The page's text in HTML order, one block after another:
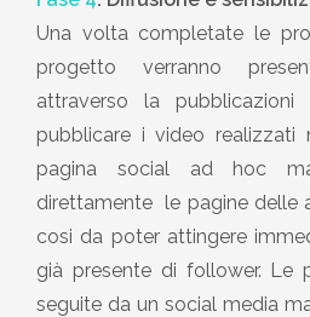
Una volta completate le
progetto verranno
attraverso la
pubblicare i video realizzati
pagina social ad hoc
direttamente le pagine delle
cosi da poter attingere
già presente di follower. Le
seguite da un social media